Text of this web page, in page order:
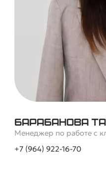
Барабанова
Менеджер по работе с
+7 (964) 922-16-70